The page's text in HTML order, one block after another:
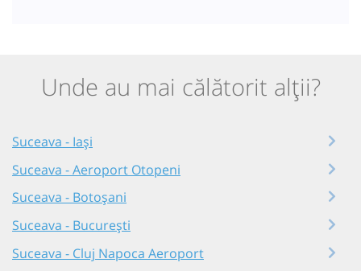
Unde au mai călătorit alții?
Suceava - Iași
Suceava - Aeroport Otopeni
Suceava - Botoșani
Suceava - București
Suceava - Cluj Napoca Aeroport